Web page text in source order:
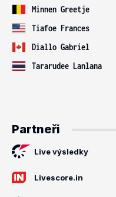
Minnen Greetje
Tiafoe Frances
Diallo Gabriel
Tararudee Lanlana
Partneři
Live výsledky
Livescore.in